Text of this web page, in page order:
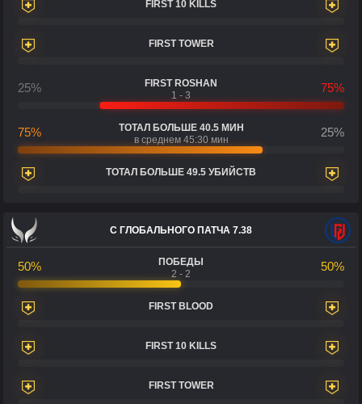
FIRST 10 KILLS
FIRST TOWER
25%
FIRST ROSHAN
1 - 3
75%
75%
ТОТАЛ БОЛЬШЕ 40.5 МИН
в среднем 45:30 мин
25%
ТОТАЛ БОЛЬШЕ 49.5 УБИЙСТВ
С ГЛОБАЛЬНОГО ПАТЧА 7.38
50%
ПОБЕДЫ
2 - 2
50%
FIRST BLOOD
FIRST 10 KILLS
FIRST TOWER